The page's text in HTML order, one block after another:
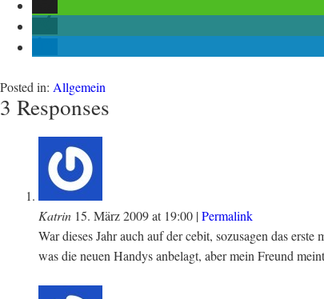
Posted in: Allgemein
3 Responses
Katrin 15. März 2009at 19:00 |Permalink
War dieses Jahr auch auf der cebit, sozusagen das
was die neuen Handys anbelagt, aber mein Freund